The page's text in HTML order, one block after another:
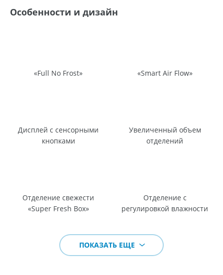
Особенности и дизайн
«Full No Frost» «Smart Air Flow»
Дисплей с сенсорными
кнопками
Увеличенный объем
отделений
Отделение свежести
«Super Fresh Box»
Отделение с
регулировкой влажности
ПОКАЗАТЬ ЕЩЕ